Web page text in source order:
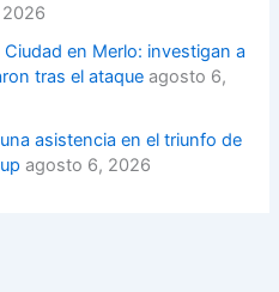
en Merlo: investigan a
tras el ataque agosto 6,
asistencia en el triunfo de
agosto 6, 2026